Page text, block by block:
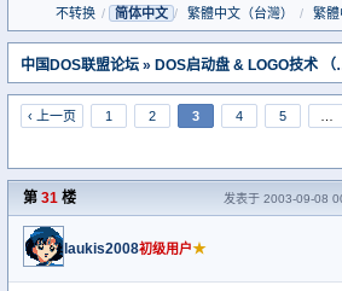
不转换 / 简体中文 / 繁體中文（台灣） / 繁體
中国DOS联盟论坛 » DOS启动盘 & LOGO技术 （启动盘室）
‹ 上一页 1 2 3 4 5
第 31 楼 发表于 2003-09-08
laukis2008初级用户★